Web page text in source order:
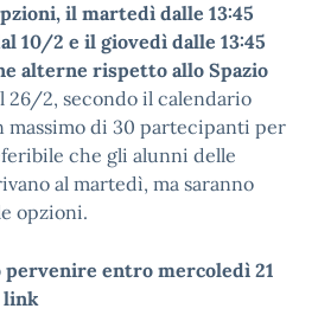
il martedì dalle 13:45
10/2 e il giovedì dalle 13:45
alterne rispetto allo Spazio
26/2, secondo il calendario
di 30 partecipanti per
che gli alunni delle
al martedì, ma saranno
opzioni.
entro mercoledì 21
link